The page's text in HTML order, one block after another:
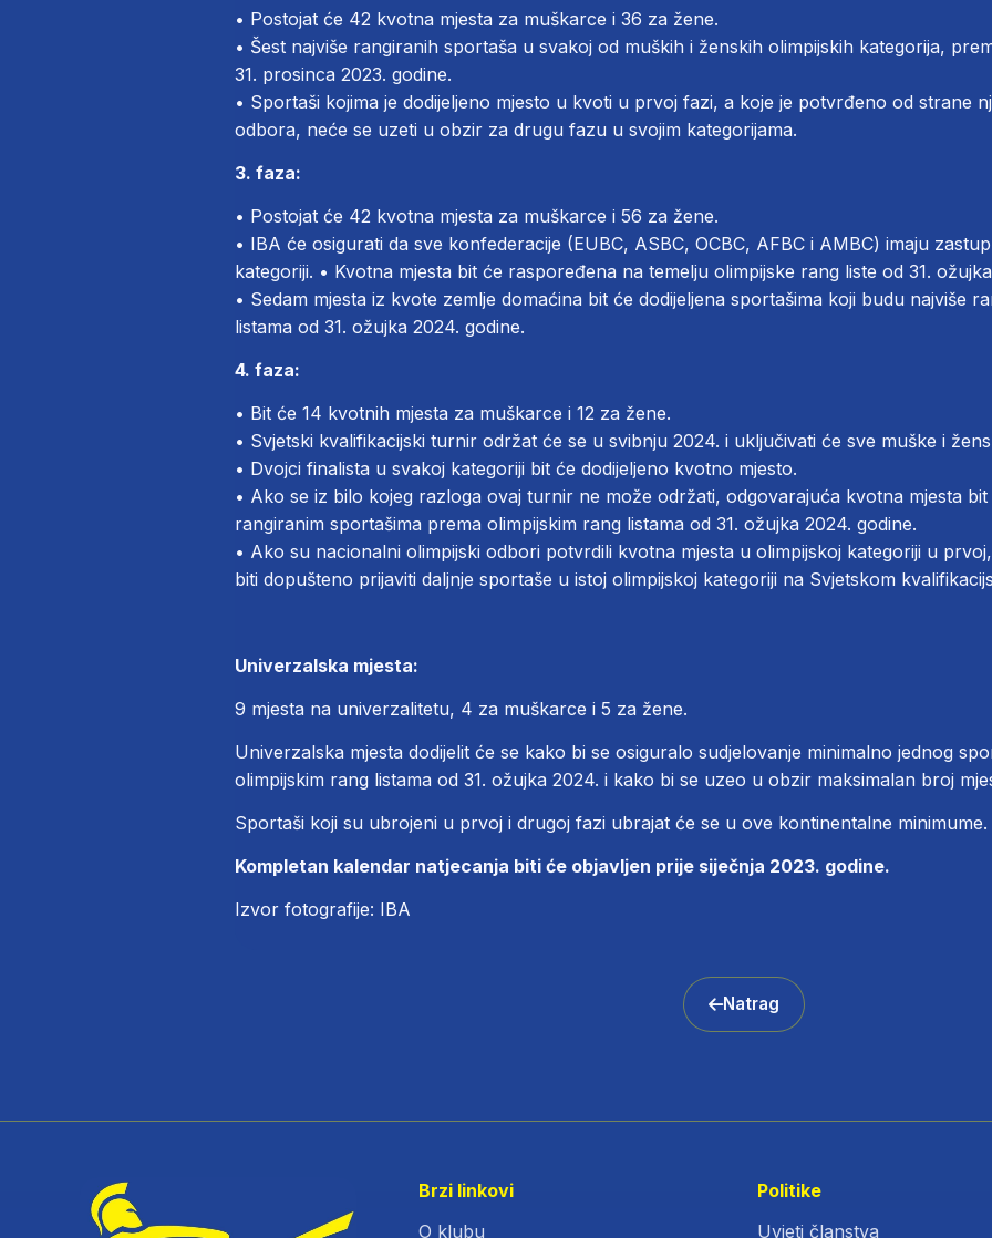
• Postojat će 42 kvotna mjesta za muškarce i 36 za žene.
• Šest najviše rangiranih sportaša u svakoj od muških i ženskih olimpijskih kategorija,
31. prosinca 2023. godine.
• Sportaši kojima je dodijeljeno mjesto u kvoti u prvoj fazi, a koje je potvrđeno od strane
odbora, neće se uzeti u obzir za drugu fazu u svojim kategorijama.
3. faza:
• Postojat će 42 kvotna mjesta za muškarce i 56 za žene.
• IBA će osigurati da sve konfederacije (EUBC, ASBC, OCBC, AFBC i AMBC) imaju
kategoriji. • Kvotna mjesta bit će raspoređena na temelju olimpijske rang liste od 31.
• Sedam mjesta iz kvote zemlje domaćina bit će dodijeljena sportašima koji budu najviše
listama od 31. ožujka 2024. godine.
4. faza:
• Bit će 14 kvotnih mjesta za muškarce i 12 za žene.
• Svjetski kvalifikacijski turnir održat će se u svibnju 2024. i uključivati će sve muške i
• Dvojci finalista u svakoj kategoriji bit će dodijeljeno kvotno mjesto.
• Ako se iz bilo kojeg razloga ovaj turnir ne može održati, odgovarajuća kvotna mjesta bit
rangiranim sportašima prema olimpijskim rang listama od 31. ožujka 2024. godine.
• Ako su nacionalni olimpijski odbori potvrdili kvotna mjesta u olimpijskoj kategoriji u
biti dopušteno prijaviti daljnje sportaše u istoj olimpijskoj kategoriji na Svjetskom
Univerzalska mjesta:
9 mjesta na univerzalitetu, 4 za muškarce i 5 za žene.
Univerzalska mjesta dodijelit će se kako bi se osiguralo sudjelovanje minimalno jednog
olimpijskim rang listama od 31. ožujka 2024. i kako bi se uzeo u obzir maksimalan broj
Sportaši koji su ubrojeni u prvoj i drugoj fazi ubrajat će se u ove kontinentalne minimume.
Kompletan kalendar natjecanja biti će objavljen prije siječnja 2023. godine.
Izvor fotografije: IBA
Natrag
Brzi linkovi
O klubu
Politike
Uvjeti članstva